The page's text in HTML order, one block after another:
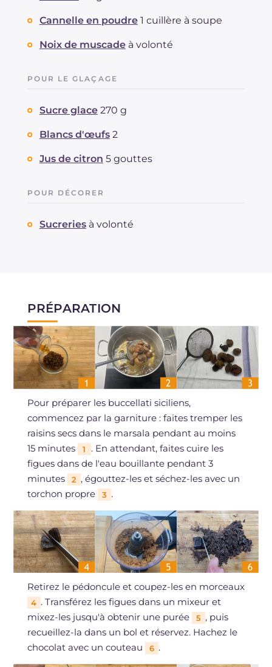
Cannelle en poudre 1 cuillère à soupe
Noix de muscade à volonté
POUR LE GLAÇAGE
Sucre glace 270 g
Blancs d'œufs 2
Jus de citron 5 gouttes
POUR DÉCORER
Sucreries à volonté
PRÉPARATION
Pour préparer les buccellati siciliens,
commencez par la garniture : faites tremper les
raisins secs dans le marsala pendant au moins
15 minutes
1
. En attendant, faites cuire les
figues dans de l'eau bouillante pendant 3
minutes
2 , égouttez-les et séchez-les avec un
torchon propre
3 .
Retirez le pédoncule et coupez-les en morceaux
4 . Transférez les figues dans un mixeur et
mixez-les jusqu'à obtenir une purée
5 , puis
recueillez-la dans un bol et réservez. Hachez le
chocolat avec un couteau
6 .